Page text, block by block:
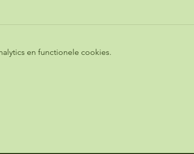
en functionele cookies.